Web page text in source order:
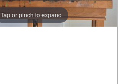
Tap or pinch to expand